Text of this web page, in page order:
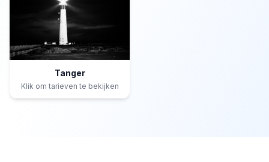
Tanger
Klik om tarieven te bekijken